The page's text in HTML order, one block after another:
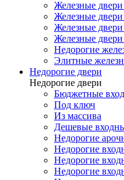
Железные
Железные двери
Железные
Железные
Недорогие
Элитные
Недорогие двери
Недорогие двери
Бюджетные
Под ключ
Из массива
Дешевые
Недорогие
Недорогие
Недорогие
Недорогие